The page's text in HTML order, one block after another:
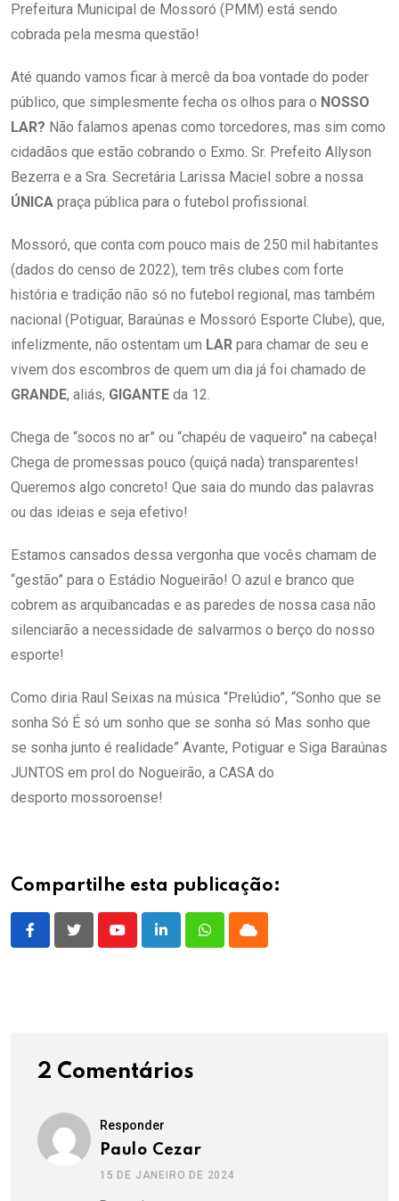
Prefeitura Municipal de Mossoró (PMM) está sendo
cobrada pela mesma questão!
Até quando vamos ficar à mercê da boa vontade do poder
público, que simplesmente fecha os olhos para o NOSSO
LAR? Não falamos apenas como torcedores, mas sim como
cidadãos que estão cobrando o Exmo. Sr. Prefeito Allyson
Bezerra e a Sra. Secretária Larissa Maciel sobre a nossa
ÚNICA praça pública para o futebol profissional.
Mossoró, que conta com pouco mais de 250 mil habitantes
(dados do censo de 2022), tem três clubes com forte
história e tradição não só no futebol regional, mas também
nacional (Potiguar, Baraúnas e Mossoró Esporte Clube), que,
infelizmente, não ostentam um LAR para chamar de seu e
vivem dos escombros de quem um dia já foi chamado de
GRANDE, aliás, GIGANTE da 12.
Chega de “socos no ar” ou “chapéu de vaqueiro” na cabeça!
Chega de promessas pouco (quiçá nada) transparentes!
Queremos algo concreto! Que saia do mundo das palavras
ou das ideias e seja efetivo!
Estamos cansados dessa vergonha que vocês chamam de
“gestão” para o Estádio Nogueirão! O azul e branco que
cobrem as arquibancadas e as paredes de nossa casa não
silenciarão a necessidade de salvarmos o berço do nosso
esporte!
Como diria Raul Seixas na música “Prelúdio”, “Sonho que se
sonha Só É só um sonho que se sonha só Mas sonho que
se sonha junto é realidade” Avante, Potiguar e Siga Baraúnas
JUNTOS em prol do Nogueirão, a CASA do
desporto mossoroense!
Compartilhe esta publicação:
YoutubeLinkedInWhatsappCloud
2 Comentários
Responder
Paulo Cezar
15 DE JANEIRO DE 2024